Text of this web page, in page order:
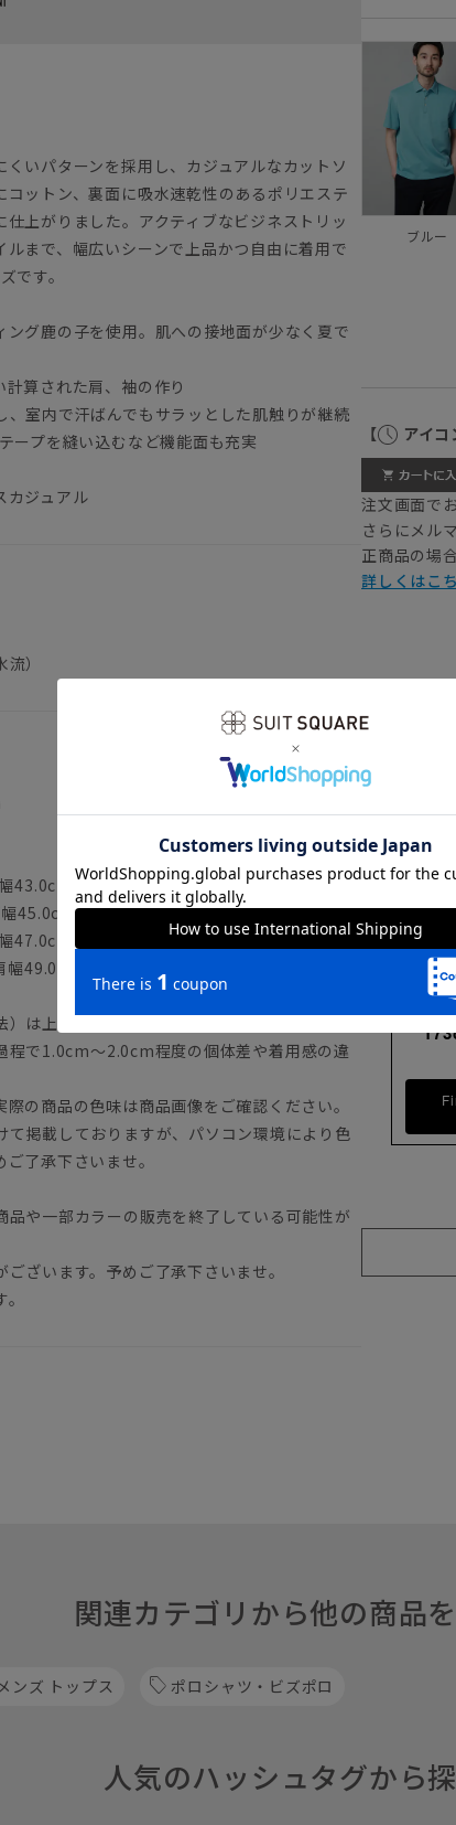
いパターンを採用し、カジュアルなカットソ
ットン、裏面に吸水速乾性のあるポリエステ
上がりました。アクティブなビジネストリッ
まで、幅広いシーンで上品かつ自由に着用で
です。
ング鹿の子を使用。肌への接地面が少なく夏で
算された肩、袖の作り
、室内で汗ばんでもサラッとした肌触りが継続
ープを縫い込むなど機能面も充実
ジュアル
）
43.0cm 袖丈21.5cm
45.0cm 袖丈22.5cm
47.0cm 袖丈23.5cm
49.0cm 袖丈24.5cm
は上記のサイズ表をご覧下さい。
で1.0cm～2.0cm程度の個体差や着用感の違
の商品の色味は商品画像をご確認ください。
掲載しておりますが、パソコン環境により色
了承下さいませ。
や一部カラーの販売を終了している可能性が
ざいます。予めご了承下さいませ。
ブルー
【 アイコ
注文画面で
さらにメル
正商品の場
詳しくはこ
関連カテゴリから他の商品
メンズ トップス ポロシャツ・ビズポロ
人気のハッシュタグから